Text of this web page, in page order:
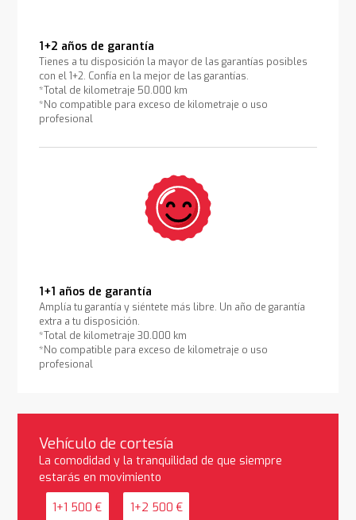
1+2 años de garantía
Tienes a tu disposición la mayor de las garantías posibles
con el 1+2. Confía en la mejor de las garantías.
*Total de kilometraje 50.000 km
*No compatible para exceso de kilometraje o uso
profesional
1+1 años de garantía
Amplía tu garantía y siéntete más libre. Un año de garantía
extra a tu disposición.
*Total de kilometraje 30.000 km
*No compatible para exceso de kilometraje o uso
profesional
Vehículo de cortesía
La comodidad y la tranquilidad de que siempre
estarás en movimiento
1+1 500 € 1+2 500 €